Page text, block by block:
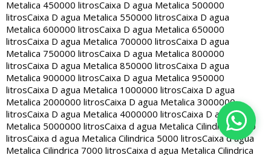
Metalica 450000 litrosCaixa D agua Metalica 500000
litrosCaixa D agua Metalica 550000 litrosCaixa D agua
Metalica 600000 litrosCaixa D agua Metalica 650000
litrosCaixa D agua Metalica 700000 litrosCaixa D agua
Metalica 750000 litrosCaixa D agua Metalica 800000
litrosCaixa D agua Metalica 850000 litrosCaixa D agua
Metalica 900000 litrosCaixa D agua Metalica 950000
litrosCaixa D agua Metalica 1000000 litrosCaixa D agua
Metalica 2000000 litrosCaixa D agua Metalica 3000000
litrosCaixa D agua Metalica 4000000 litrosCaixa D agua
Metalica 5000000 litrosCaixa d agua Metalica Cilindrica 2000
litrosCaixa d agua Metalica Cilindrica 5000 litrosCaixa d agua
Metalica Cilindrica 7000 litrosCaixa d agua Metalica Cilindrica